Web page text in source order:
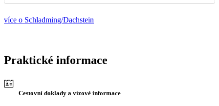
více o Schladming/Dachstein
Praktické informace
Cestovní doklady a vízové informace